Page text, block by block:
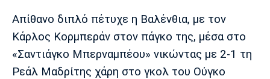
Πολιτισμός
Τραγούδια
Cine Spot
Πρόγραμμα TV
Ιωνικός Κηφισιά Πανσερραϊκός
Απίθανο διπλό πέτυχε η Βαλένθια, με τον
Κάρλος Κορμπεράν στον πάγκο της, μέσα στο
«Σαντιάγκο Μπερναμπέου» νικώντας με 2-1 τη
Ρεάλ Μαδρίτης χάρη στο γκολ του Ούγκο